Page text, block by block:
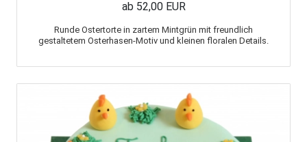
ab 52,00 EUR
Runde Ostertorte in zartem Mintgrün mit freundlich
gestaltetem Osterhasen-Motiv und kleinen floralen Details.